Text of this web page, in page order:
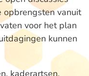
opbrengsten vanuit
voor het plan
kunnen
kaderartsen,